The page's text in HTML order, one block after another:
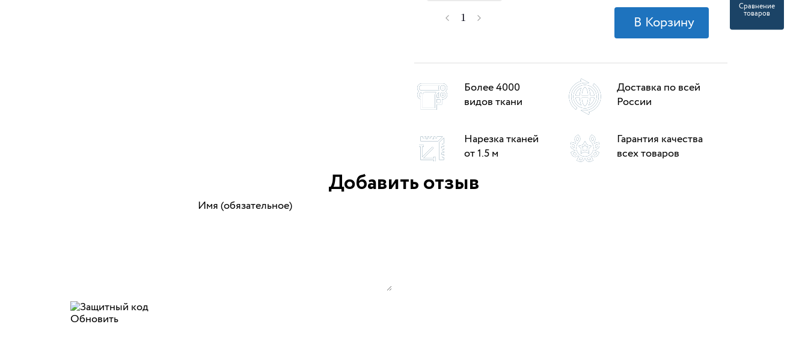
Более 4000
видов ткани
Доставка по всей
России
Нарезка тканей
от 1.5 м
Гарантия качества
всех товаров
Добавить отзыв
Имя (обязательное)
Обновить
Сравнение
товаров